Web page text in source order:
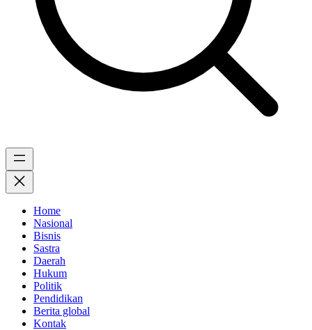
Home
Nasional
Bisnis
Sastra
Daerah
Hukum
Politik
Pendidikan
Berita global
Kontak